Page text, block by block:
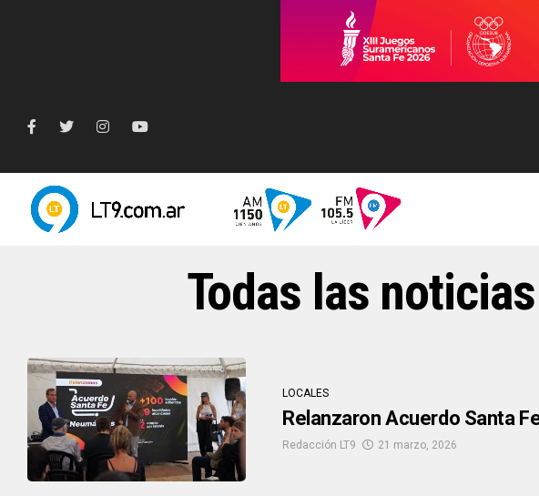
Todas las
LOCALES
Relanzaron Acuerdo Santa
Redacción LT9 21 marzo, 2026